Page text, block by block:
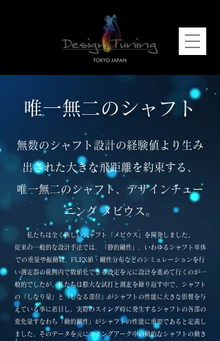
​唯一無二のシャフト
無数のシャフト設計の経験値より生み
出された大きな飛距離を約束する、
唯一無二のシャフト、デザインチュー
ニング メビウス。
私たちは全く新しいシャフト「メビウス」を開発しました。
従来の一般的な設計手法では、「静的剛性」、いわゆるシャフト単体
での重量や振動数、FLEX値・剛性分布などのシミュレーションを行
い測定器の範囲内で数値化できる設定を元に設計を進めて行くのが一
般的でしたが、私たちは膨大な試打と測定を繰り返す中で、シャフト
の「しなり量」と「しなる部位」がシャフトの性能に大きな影響を与
えている事に着目し、実際のスイング時に発生するシャフトの各部の
変化量すなわち「動的剛性」がシャフトの性能に重要であると定義し
ました。そのデータを元にスイングアーク中の動的なシャフトの動き